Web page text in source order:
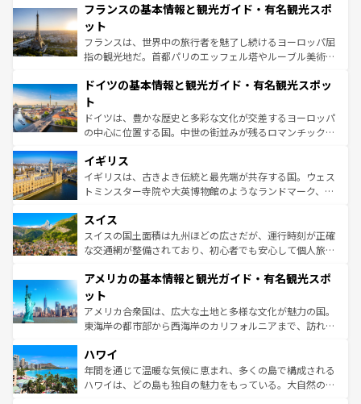
ませてくれるイタリアで、忘れられない旅をしてみよう！
なお、新着のイタリア情報は
しい。
文化が根付くこの国では、情熱的なフラメンコ、熱気あふ
れる闘牛、そして美味しいタパスが生活の一部となってい
る。首都マドリードの洗練された雰囲気や、バルセロナの
アートに溢れた街角から、地方では古代ローマ遺跡や中世
せる。地方によって風土や気候が異なるスペインはその個
ンテンツ一覧 を参照してほしい。
フランスの基本情報と観光ガイド・有名観光スポ
ット
フランスは、世界中の旅行者を魅了し続けるヨーロッパ屈
指の観光地だ。首都パリのエッフェル塔やルーブル美術館
で、幅広い魅力が詰まっている。華麗な宮殿、歴史的な大
聖堂、美しいビーチ、そして豊かな自然が、訪れる者を心
から魅了する。また、フランスは美食の国としても知ら
れ、フランス料理はユネスコ無形文化遺産にも登録されて
香り高いラベンダー畑など、多彩な楽しみ方が可能だ。さ
らに、パリ以外の地域にも魅力が溢れており、どの街角に
も豊かな歴史と文化が息づいている。パリ以外の個性あふ
を参照してほしい。
ドイツの基本情報と観光ガイド・有名観光スポッ
ト
ドイツは、豊かな歴史と多彩な文化が交差するヨーロッパ
の中心に位置する国。中世の街並みが残るロマンチック街
顔を持つこの国は、どこを歩いても飽きることがない。ベ
ルリンの文化的活気、バイエルン州のアルプスの絶景、そ
してライン川沿いのワイン畑といった風景は必見。ビール
は、お酒好きな人にはぜひ体験してほしい。 なお、新着の
ドイツ情報はコンテンツ一覧を参照してほしい。
イギリス
イギリスは、古きよき伝統と最先端が共存する国。ウェス
トミンスター寺院や大英博物館のようなランドマーク、歴
リアごとに異なる魅力がある。また、優雅なアフタヌーン
ティー、ビール好きにはたまらない英国パブ、サッカー観
戦など、本場だからこそできる体験も豊富。イギリスを旅
ンツ一覧を参照してほしい。
スイス
スイスの国土面積は九州ほどの広さだが、運行時刻が正確
な交通網が整備されており、初心者でも安心して個人旅行
の建物がそのまま残る町や、スイスならではのユニークな
博物館もあり、アルプス観光だけでなく町歩きも満喫する
ことができる。国民の所得が高いため物価も高いが、旅行
者向けの交通パス提供のサービスもあり、うまく活用すれ
着のスイス情報は
アメリカの基本情報と観光ガイド・有名観光スポ
ット
アメリカ合衆国は、広大な土地と多様な文化が魅力の国。
東海岸の都市部から西海岸のカリフォルニアまで、訪れる
のような巨大都市は、観光、ショッピング、エンターテイ
ンメントが詰まった刺激的なスポットだ。一方、アメリカ
西部には大自然が広がり、グランドキャニオンやイエロー
ハワイ
年間を通じて温暖な気候に恵まれ、多くの島で構成される
ハワイは、どの島も独自の魅力をもっている。大自然の神